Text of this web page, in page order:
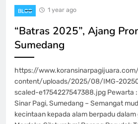
BLOG 1 year ago
“Batras 2025”, Ajang
Sumedang
https://
content/uploads/2025/08/IMG-
scaled-e1754227547388.jpg Pewarta
Sinar Pagi, Sumedang – Semangat
kecintaan kepada alam berpadu